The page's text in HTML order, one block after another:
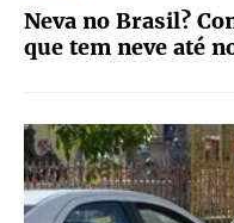
Neva no Brasil?
que tem neve até